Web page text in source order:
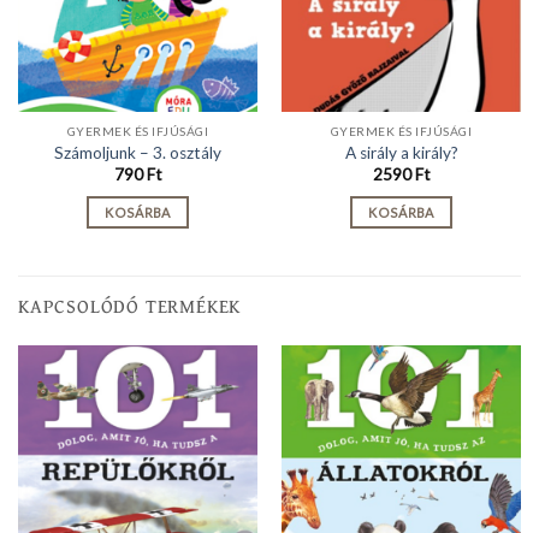
GYERMEK ÉS IFJÚSÁGI
Számoljunk – 3. osztály
790Ft
KOSÁRBA
GYERMEK ÉS IFJÚSÁGI
A sirály a király?
2590Ft
KOSÁRBA
KAPCSOLÓDÓ TERMÉKEK